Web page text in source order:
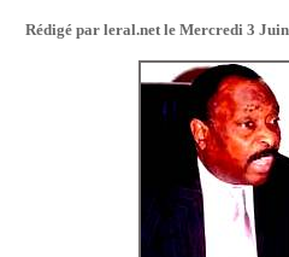
Rédigé par leral.net le Mercredi 3 Juin